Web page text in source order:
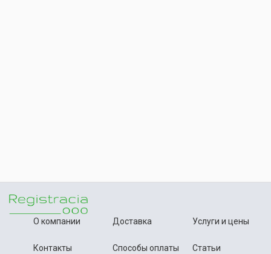
О компании
Контакты
Доставка
Способы оплаты
Услуги и цены
Статьи